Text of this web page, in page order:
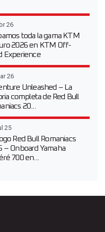
26
toda la gama KTM
2026 en KTM Off-
Experience
26
Unleashed – La
completa de Red Bull
20...
25
Red Bull Romaniacs
– Onboard Yamaha
700 en...